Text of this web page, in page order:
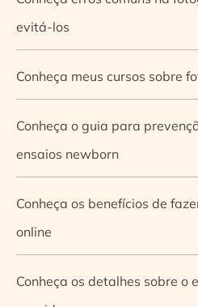
evitá-los
Conheça meus cursos sobre
Conheça o guia para
ensaios newborn
Conheça os benefícios de
online
Conheça os detalhes sobre o